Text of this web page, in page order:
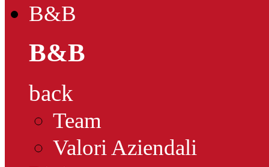
B&B
B&B
back
Team
Valori Aziendali